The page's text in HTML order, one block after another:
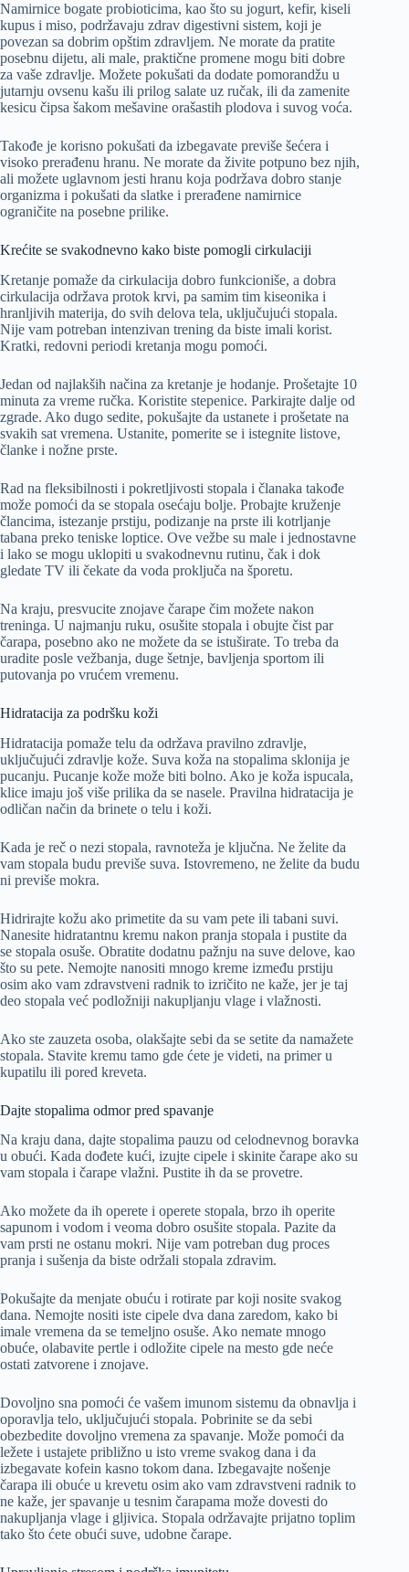
Namirnice bogate probioticima, kao što su jogurt, kefir, kiseli
kupus i miso, podržavaju zdrav digestivni sistem, koji je
povezan sa dobrim opštim zdravljem. Ne morate da pratite
posebnu dijetu, ali male, praktične promene mogu biti dobre
za vaše zdravlje. Možete pokušati da dodate pomorandžu u
jutarnju ovsenu kašu ili prilog salate uz ručak, ili da zamenite
kesicu čipsa šakom mešavine orašastih plodova i suvog voća.
Takođe je korisno pokušati da izbegavate previše šećera i
visoko prerađenu hranu. Ne morate da živite potpuno bez njih,
ali možete uglavnom jesti hranu koja podržava dobro stanje
organizma i pokušati da slatke i prerađene namirnice
ograničite na posebne prilike.
Krećite se svakodnevno kako biste pomogli cirkulaciji
Kretanje pomaže da cirkulacija dobro funkcioniše, a dobra
cirkulacija održava protok krvi, pa samim tim kiseonika i
hranljivih materija, do svih delova tela, uključujući stopala.
Nije vam potreban intenzivan trening da biste imali korist.
Kratki, redovni periodi kretanja mogu pomoći.
Jedan od najlakših načina za kretanje je hodanje. Prošetajte 10
minuta za vreme ručka. Koristite stepenice. Parkirajte dalje od
zgrade. Ako dugo sedite, pokušajte da ustanete i prošetate na
svakih sat vremena. Ustanite, pomerite se i istegnite listove,
članke i nožne prste.
Rad na fleksibilnosti i pokretljivosti stopala i članaka takođe
može pomoći da se stopala osećaju bolje. Probajte kruženje
člancima, istezanje prstiju, podizanje na prste ili kotrljanje
tabana preko teniske loptice. Ove vežbe su male i jednostavne
i lako se mogu uklopiti u svakodnevnu rutinu, čak i dok
gledate TV ili čekate da voda proključa na šporetu.
Na kraju, presvucite znojave čarape čim možete nakon
treninga. U najmanju ruku, osušite stopala i obujte čist par
čarapa, posebno ako ne možete da se istuširate. To treba da
uradite posle vežbanja, duge šetnje, bavljenja sportom ili
putovanja po vrućem vremenu.
Hidratacija za podršku koži
Hidratacija pomaže telu da održava pravilno zdravlje,
uključujući zdravlje kože. Suva koža na stopalima sklonija je
pucanju. Pucanje kože može biti bolno. Ako je koža ispucala,
klice imaju još više prilika da se nasele. Pravilna hidratacija je
odličan način da brinete o telu i koži.
Kada je reč o nezi stopala, ravnoteža je ključna. Ne želite da
vam stopala budu previše suva. Istovremeno, ne želite da budu
ni previše mokra.
Hidrirajte kožu ako primetite da su vam pete ili tabani suvi.
Nanesite hidratantnu kremu nakon pranja stopala i pustite da
se stopala osuše. Obratite dodatnu pažnju na suve delove, kao
što su pete. Nemojte nanositi mnogo kreme između prstiju
osim ako vam zdravstveni radnik to izričito ne kaže, jer je taj
deo stopala već podložniji nakupljanju vlage i vlažnosti.
Ako ste zauzeta osoba, olakšajte sebi da se setite da namažete
stopala. Stavite kremu tamo gde ćete je videti, na primer u
kupatilu ili pored kreveta.
Dajte stopalima odmor pred spavanje
Na kraju dana, dajte stopalima pauzu od celodnevnog boravka
u obući. Kada dođete kući, izujte cipele i skinite čarape ako su
vam stopala i čarape vlažni. Pustite ih da se provetre.
Ako možete da ih operete i operete stopala, brzo ih operite
sapunom i vodom i veoma dobro osušite stopala. Pazite da
vam prsti ne ostanu mokri. Nije vam potreban dug proces
pranja i sušenja da biste održali stopala zdravim.
Pokušajte da menjate obuću i rotirate par koji nosite svakog
dana. Nemojte nositi iste cipele dva dana zaredom, kako bi
imale vremena da se temeljno osuše. Ako nemate mnogo
obuće, olabavite pertle i odložite cipele na mesto gde neće
ostati zatvorene i znojave.
Dovoljno sna pomoći će vašem imunom sistemu da obnavlja i
oporavlja telo, uključujući stopala. Pobrinite se da sebi
obezbedite dovoljno vremena za spavanje. Može pomoći da
ležete i ustajete približno u isto vreme svakog dana i da
izbegavate kofein kasno tokom dana. Izbegavajte nošenje
čarapa ili obuće u krevetu osim ako vam zdravstveni radnik to
ne kaže, jer spavanje u tesnim čarapama može dovesti do
nakupljanja vlage i gljivica. Stopala održavajte prijatno toplim
tako što ćete obući suve, udobne čarape.